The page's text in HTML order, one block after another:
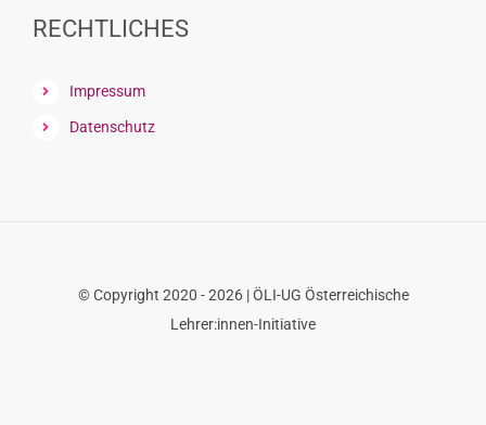
RECHTLICHES
Impressum
Datenschutz
© Copyright 2020 - 2026 | ÖLI-UG Österreichische
Lehrer:innen-Initiative